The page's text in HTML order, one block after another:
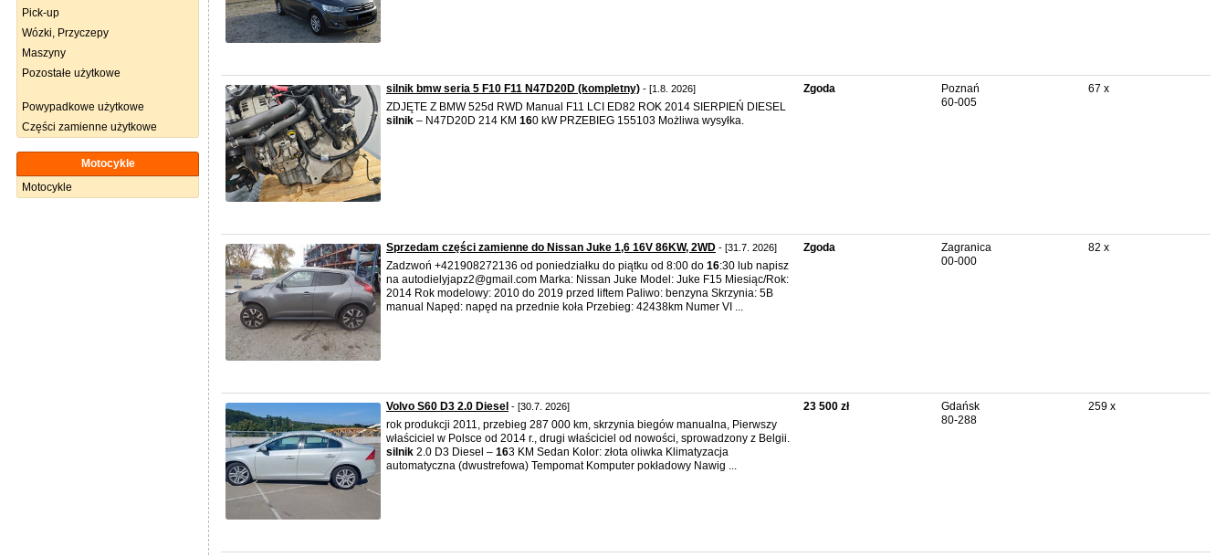
Pick-up
Wózki, Przyczepy
Maszyny
Pozostałe użytkowe
Powypadkowe użytkowe
Części zamienne użytkowe
Motocykle
Motocykle
silnik bmw seria 5 F10 F11 N47D20D (kompletny) - [1.8. 2026]
ZDJĘTE Z BMW 525d RWD Manual F11 LCI ED82 ROK 2014 SIERPIEŃ DIESEL
silnik – N47D20D 214 KM 160 kW PRZEBIEG 155103 Możliwa wysyłka.
Zgoda
Poznań
60-005
67 x
Sprzedam części zamienne do Nissan Juke 1,6 16V 86KW, 2WD - [31.7. 2026]
Zadzwoń +421908272136 od poniedziałku do piątku od 8:00 do 16:30 lub napisz
na autodielyjapz2@gmail.com Marka: Nissan Juke Model: Juke F15 Miesiąc/Rok:
2014 Rok modelowy: 2010 do 2019 przed liftem Paliwo: benzyna Skrzynia: 5B
manual Napęd: napęd na przednie koła Przebieg: 42438km Numer VI ...
Zgoda
Zagranica
00-000
82 x
Volvo S60 D3 2.0 Diesel - [30.7. 2026]
rok produkcji 2011, przebieg 287 000 km, skrzynia biegów manualna, Pierwszy
właściciel w Polsce od 2014 r., drugi właściciel od nowości, sprowadzony z Belgii.
silnik 2.0 D3 Diesel – 163 KM Sedan Kolor: złota oliwka Klimatyzacja
automatyczna (dwustrefowa) Tempomat Komputer pokładowy Nawig ...
23 500 zł
Gdańsk
80-288
259 x